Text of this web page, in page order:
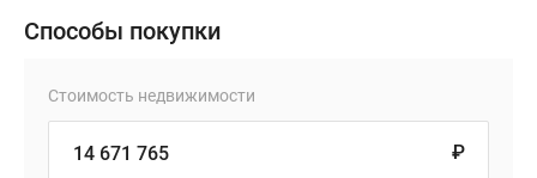
Способы покупки
Стоимость недвижимости
₽